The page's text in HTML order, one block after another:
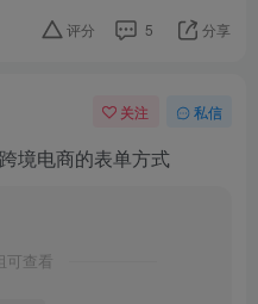
评分 5 分享
关注 私信
境电商的表单方式
可查看